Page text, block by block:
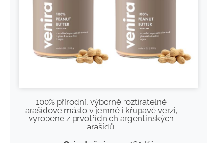
100% přírodní, výborně roztíratelné
arašídové máslo v jemné i křupavé verzi,
vyrobené z prvotřídních argentinských
arašídů.